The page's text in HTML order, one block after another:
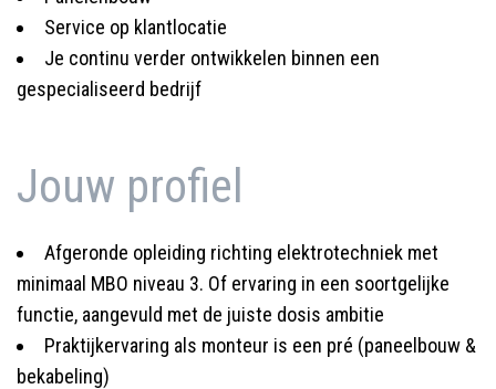
Service op klantlocatie
Je continu verder ontwikkelen binnen een
gespecialiseerd bedrijf
Jouw profiel
Afgeronde opleiding richting elektrotechniek met
minimaal MBO niveau 3. Of ervaring in een soortgelijke
functie, aangevuld met de juiste dosis ambitie
Praktijkervaring als monteur is een pré (paneelbouw &
bekabeling)